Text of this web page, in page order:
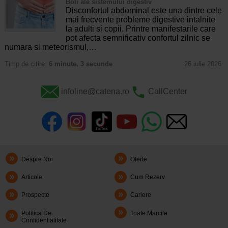
Boli ale sistemului digestiv
Disconfortul abdominal este una dintre cele
mai frecvente probleme digestive intalnite
la adulti si copii. Printre manifestarile care
pot afecta semnificativ confortul zilnic se
numara si meteorismul,…
Timp de citire: 6 minute, 3 secunde 26 iulie 2026
infoline@catena.ro CallCenter
Despre Noi Oferte
Articole Cum Rezerv
Prospecte Cariere
Politica De
Confidentialitate
Toate Marcile